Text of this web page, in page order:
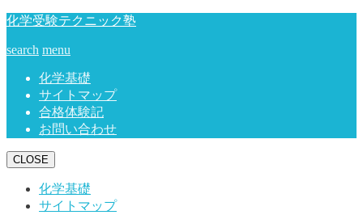
化学受験テクニック塾
search menu
化学基礎
サイトマップ
合格体験記
お問い合わせ
CLOSE
化学基礎
サイトマップ